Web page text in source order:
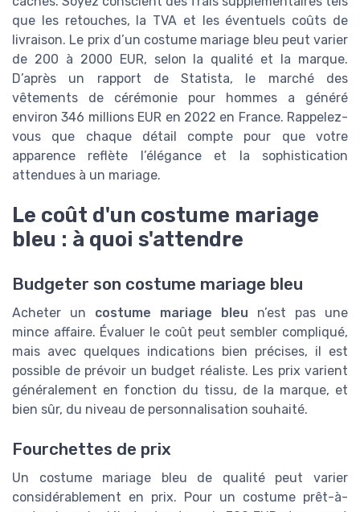
que les retouches, la TVA et les éventuels coûts de
livraison. Le prix d’un costume mariage bleu peut varier
de 200 à 2000 EUR, selon la qualité et la marque.
D’après un rapport de Statista, le marché des
vêtements de cérémonie pour hommes a généré
environ 346 millions EUR en 2022 en France. Rappelez-
vous que chaque détail compte pour que votre
apparence reflète l’élégance et la sophistication
attendues à un mariage.
Le coût d'un costume mariage
bleu : à quoi s'attendre
Budgeter son costume mariage bleu
Acheter un costume mariage bleu n’est pas une
mince affaire. Évaluer le coût peut sembler compliqué,
mais avec quelques indications bien précises, il est
possible de prévoir un budget réaliste. Les prix varient
généralement en fonction du tissu, de la marque, et
bien sûr, du niveau de personnalisation souhaité.
Fourchettes de prix
Un costume mariage bleu de qualité peut varier
considérablement en prix. Pour un costume prêt-à-